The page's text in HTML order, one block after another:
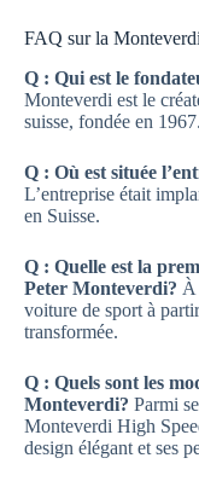
FAQ sur la
Q : Qui est le
Monteverdi est le
suisse, fondée en 1967.
Q : Où est située
L’entreprise était
en Suisse.
Q : Quelle est la
Peter Monteverdi? À
voiture de sport à
transformée.
Q : Quels sont les
Monteverdi? Parmi
Monteverdi High
design élégant et ses